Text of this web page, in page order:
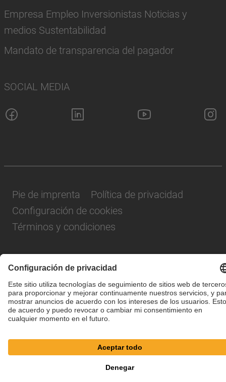
Empresa Empleo Inversionistas Noticias y
medios Sustentabilidad
Mandato de transparencia del pagador
SOCIAL MEDIA
© SAF-HOLLAND SE
Pie de imprenta
Política de privacidad
Configuración de cookies
Términos y condiciones